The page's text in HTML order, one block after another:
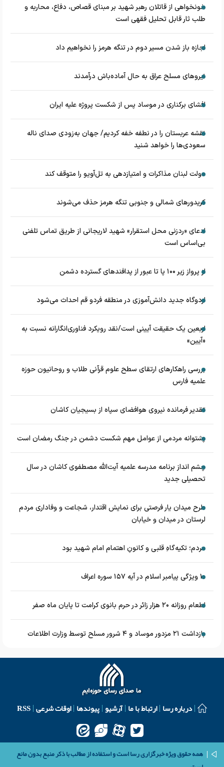
خونخواهی از قاتلان رهبر شهید بر مبنای قصاص، دفاع، محاربه و
طلب ثار قابل تحلیل فقهی است
اجازه باز شدن مسیر دوم در تنگه هرمز را نخواهیم داد
نیروهای مسلح عراق به حال آماده‌باش درآمدند
افشای برکناری در موساد پس از شکست پروژه علیه ایران
نقشه عربستان را در نطفه خفه کردیم/ جهان به‌زودی صدای ناله
سعودی‌ها را خواهد شنید
دولت لبنان مذاکرات و امتیازدهی به تل‌آویو را متوقف کند
کریدورهای شمالی و جنوبی تنگه هرمز حذف می‌شوند
ادعای «ردزنی محل استقرار» شهید لاریجانی از طریق تماس تلفنی
بی‌اساس است
از پرواز زیر ۱۰۰ پا تا عبور از پدافند‌های گسترده دشمن
اردوگاه جدید دانش‌آموزی در منطقه فردو قم احداث می‌شود
اربعین یک حقیقت آیینی است/نقد رویکرد فناوری‌انگارانه نسبت به
«آیین»
بررسی راهکارهای ارتقای سطح علوم قرآنی طلاب و روحانیون حوزه
علمیه فارس
تقدیر فرمانده نیروی هوافضای سپاه از بسیجیان کاشان
پشتوانه مردمی از عوامل مهم شکست دشمن در جنگ رمضان است
چشم‌ انداز برنامه مدرسه علمیه آیت‌الله مصطفوی کاشان در سال
تحصیلی جدید
طرح میدان یار فرصتی برای نمایش اقتدار، شجاعت و وفاداری مردم
لرستان در میدان و خیابان
مردم؛ تکیه‌گاهِ قلبی و کانونِ اهتمام امام شهید بود
۱۰ ویژگی پیامبر اسلام در آیه ۱۵۷ سوره اعراف
اطعام روزانه ۲۰ هزار زائر در حرم بانوی کرامت تا پایان ماه صفر
بازداشت ۲۱ مزدور موساد و ۴ شرور مسلح توسط وزارت اطلاعات
درباره رسا ارتباط با ما آرشیو پیوندها اوقات شرعی RSS
همه حقوق ویژه خبرگزاری رسا است و استفاده از مطالب با ذکر منبع بدون مانع